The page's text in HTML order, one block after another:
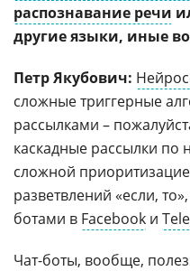
распознавание речи
другие языки, иные
Петр Якубович:
сложные триггерные
рассылками –
каскадные рассылки по
сложной
разветвлений «если,
ботами в Facebook и
Чат-боты, вообще,